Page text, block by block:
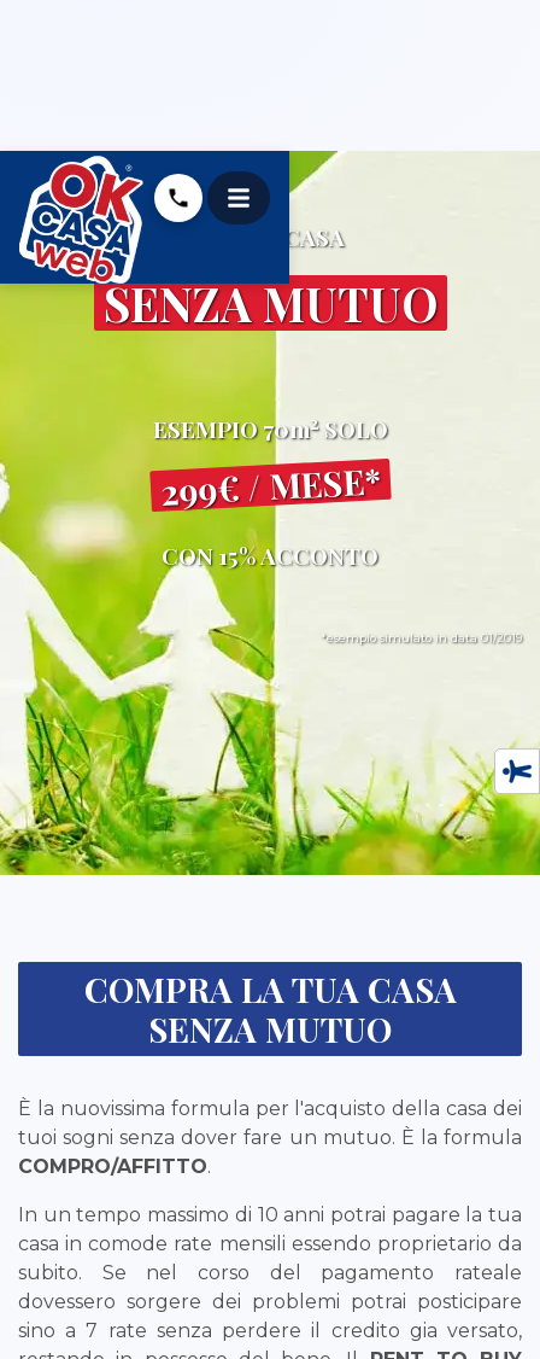
LA TUA CASA
SENZA MUTUO
ESEMPIO 70m2SOLO
299€ / MESE*
CON 15% ACCONTO
*esempio simulato in data 01/2019
COMPRA LA TUA CASA
SENZA MUTUO
È la nuovissima formula per l'acquisto della casa dei
tuoi sogni senza dover fare un mutuo. È la formula
COMPRO/AFFITTO.
In un tempo massimo di 10 anni potrai pagare la tua
casa in comode rate mensili essendo proprietario da
subito. Se nel corso del pagamento rateale
dovessero sorgere dei problemi potrai posticipare
sino a 7 rate senza perdere il credito gia versato,